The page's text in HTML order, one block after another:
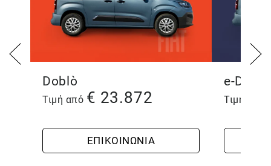
Doblò
Τιμή από € 23.872
ΕΠΙΚΟΙΝΩΝΊΑ
e-Doblò
Τιμή από